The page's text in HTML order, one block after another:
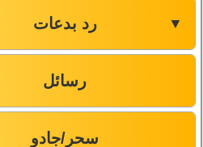
رد بدعات ▼
رسائل
سحر/جادو